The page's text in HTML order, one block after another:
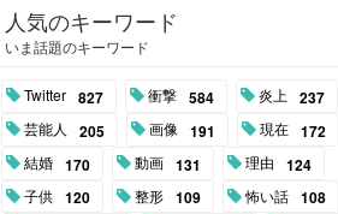
人気のキーワード
いま話題のキーワード
Twitter 827 衝撃 584 炎上 237
芸能人 205 画像 191 現在 172
結婚 170 動画 131 理由 124
子供 120 整形 109 怖い話 108